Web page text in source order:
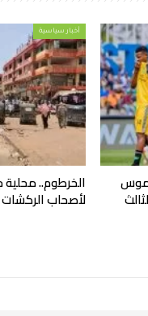
أخبار سياسية
الخرطوم..
لأصحاب الركشات